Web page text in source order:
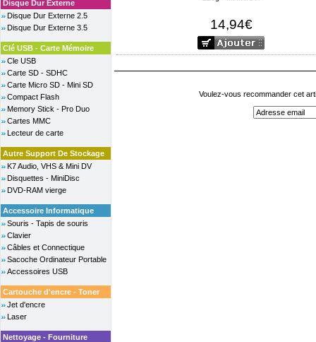
Disque Dur Externe
Disque Dur Externe 2.5
Disque Dur Externe 3.5
Clé USB - Carte Mémoire
Cle USB
Carte SD - SDHC
Carte Micro SD - Mini SD
Compact Flash
Memory Stick - Pro Duo
Cartes MMC
Lecteur de carte
Autre Support De Stockage
K7 Audio, VHS & Mini DV
Disquettes - MiniDisc
DVD-RAM vierge
Accessoire Informatique
Souris - Tapis de souris
Clavier
Câbles et Connectique
Sacoche Ordinateur Portable
Accessoires USB
Cartouche d'encre - Toner
Jet d'encre
Laser
Nettoyage - Fourniture
14,94€
Voulez-vous recommander cet